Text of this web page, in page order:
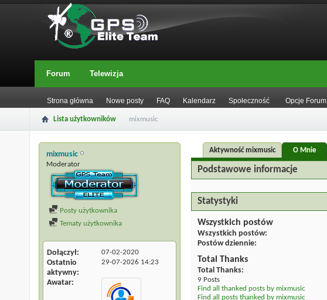
Forum
Strona główna Nowe posty FAQ Kalendarz Społeczność Opcje Forum
Telewizja
Lista użytkowników mixmusic
mixmusic
Moderator
Posty użytkownika
Tematy użytkownika
Dołączył 07-02-2020
Ostatnio
aktywny
29-07-2026 14:23
Awatar
Aktywność mixmusic O Mnie
Podstawowe informacje
Statystyki
Wszystkich postów
Wszystkich postów
Postów dziennie
Total Thanks
Total Thanks
9 Posts
Find all thanked posts by mixmusic
Find all posts thanked by mixmusic